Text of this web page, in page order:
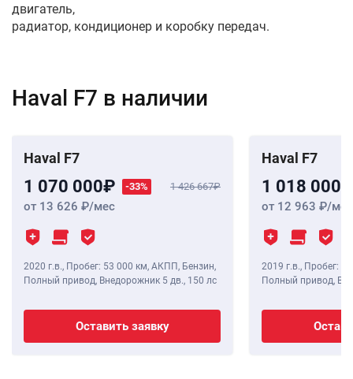
двигатель,
радиатор, кондиционер и коробку передач.
Haval F7 в наличии
Haval F7
1 070 000 -33% 1 426 667
от 13 626 /мес
2020 г.в., Пробег: 53 000 км, АКПП, Бензин,
Полный привод, Внедорожник 5 дв., 150 лс
Оставить заявку
Haval F7
1 018 000
от 12 963 /мес
2019 г.в., Пробег:
Полный привод,